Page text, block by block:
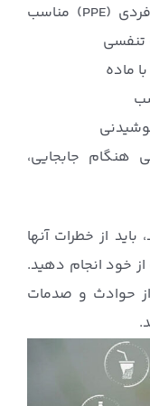
استفاده از تجهیزات حفاظت فردی (PPE) مناسب
ماده
هنگام جابجایی،
از خطرات آنها
از خود انجام دهید.
از حوادث و صدمات